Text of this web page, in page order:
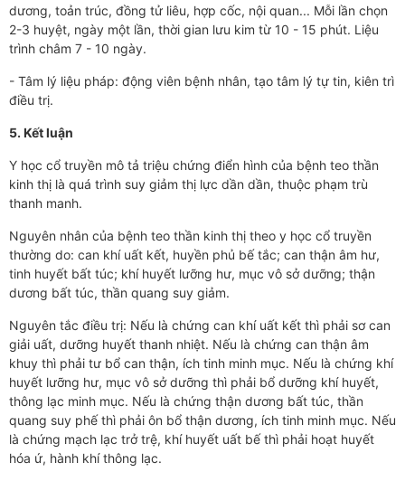
dương, toản trúc, đồng tử liêu, hợp cốc, nội quan... Mỗi lần chọn
2-3 huyệt, ngày một lần, thời gian lưu kim từ 10 - 15 phút. Liệu
trình châm 7 - 10 ngày.
- Tâm lý liệu pháp: động viên bệnh nhân, tạo tâm lý tự tin, kiên trì
điều trị.
5. Kết luận
Y học cổ truyền mô tả triệu chứng điển hình của bệnh teo thần
kinh thị là quá trình suy giảm thị lực dần dần, thuộc phạm trù
thanh manh.
Nguyên nhân của bệnh teo thần kinh thị theo y học cổ truyền
thường do: can khí uất kết, huyền phủ bế tắc; can thận âm hư,
tinh huyết bất túc; khí huyết lưỡng hư, mục vô sở dưỡng; thận
dương bất túc, thần quang suy giảm.
Nguyên tắc điều trị: Nếu là chứng can khí uất kết thì phải sơ can
giải uất, dưỡng huyết thanh nhiệt. Nếu là chứng can thận âm
khuy thì phải tư bổ can thận, ích tinh minh mục. Nếu là chứng khí
huyết lưỡng hư, mục vô sở dưỡng thì phải bổ dưỡng khí huyết,
thông lạc minh mục. Nếu là chứng thận dương bất túc, thần
quang suy phế thì phải ôn bổ thận dương, ích tinh minh mục. Nếu
là chứng mạch lạc trở trệ, khí huyết uất bế thì phải hoạt huyết
hóa ứ, hành khí thông lạc.